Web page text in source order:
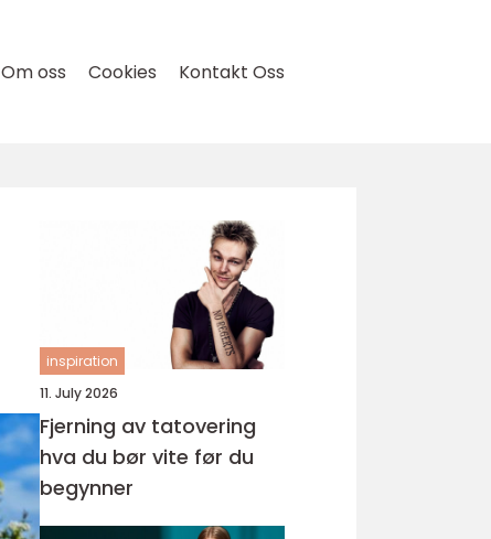
Om oss Cookies Kontakt Oss
inspiration
11. July 2026
Fjerning av tatovering
hva du bør vite før du
begynner